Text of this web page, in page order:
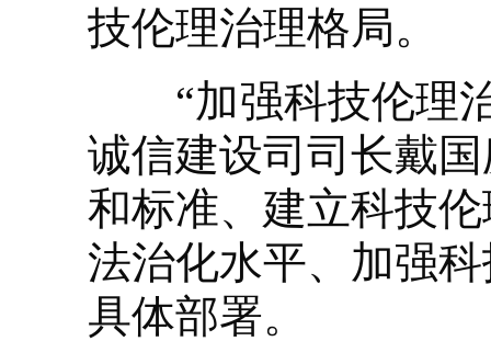
技伦理治理格局。
“加强科技伦理治
诚信建设司司长戴
和标准、建立科技
法治化水平、加强
具体部署。